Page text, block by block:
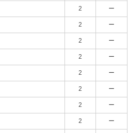
2 ー
2 ー
2 ー
2 ー
2 ー
2 ー
2 ー
2 ー